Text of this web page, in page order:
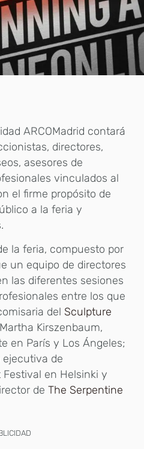
ARCOMadrid contará
directores,
asesores de
vinculados al
el firme propósito de
a la feria y
la feria, compuesto por
un equipo de directores
las diferentes sesiones
entre los que
del Sculpture
Kirszenbaum,
en París y Los Ángeles;
ejecutiva de
en Helsinki y
de The Serpentine